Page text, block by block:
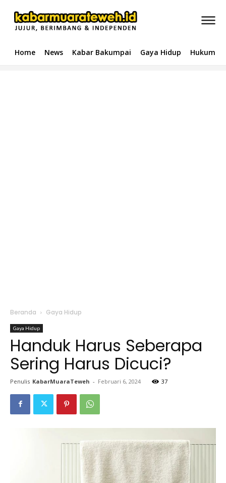
Home News Kabar Bakumpai Gaya Hidup Hukum &
Beranda Gaya Hidup
Gaya Hidup
Handuk Harus Seberapa
Sering Harus Dicuci?
Penulis KabarMuaraTeweh - Februari 6, 2024 37